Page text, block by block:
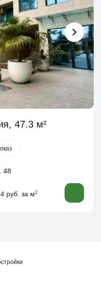
47.3 м²
48
руб. за м2